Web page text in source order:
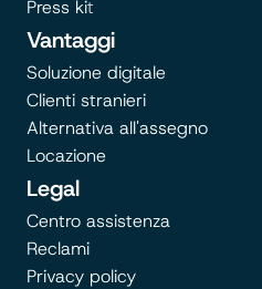
Press kit
Vantaggi
Soluzione digitale
Clienti stranieri
Alternativa all'assegno
Locazione
Legal
Centro assistenza
Reclami
Privacy policy